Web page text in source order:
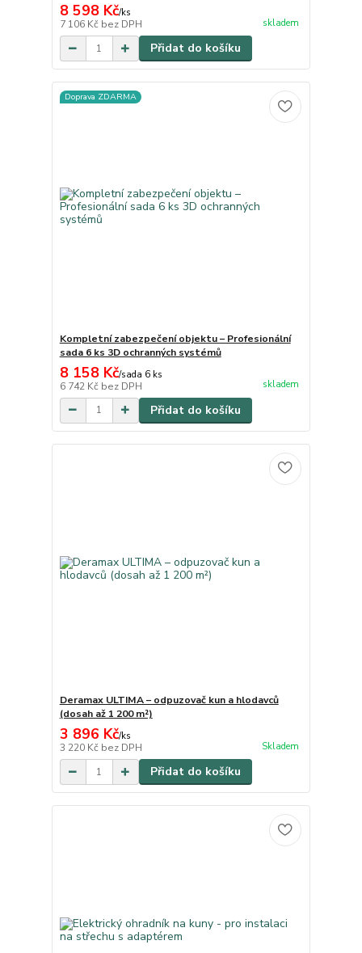
8 598 Kč/ks
7 106 Kč bez DPH skladem
Přidat do košíku
Doprava ZDARMA
Kompletní zabezpečení objektu – Profesionální
sada 6 ks 3D ochranných systémů
8 158 Kč/sada 6 ks
6 742 Kč bez DPH skladem
Přidat do košíku
Deramax ULTIMA – odpuzovač kun a hlodavců
(dosah až 1 200 m²)
3 896 Kč/ks
3 220 Kč bez DPH Skladem
Přidat do košíku